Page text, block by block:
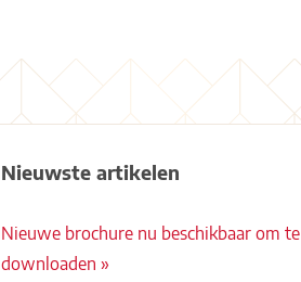
Nieuwste artikelen
Nieuwe brochure nu beschikbaar om te
downloaden »